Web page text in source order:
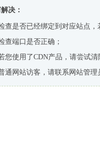
决：
查是否已经绑定到对应站点，
查端口是否正确；
您使用了CDN产品，请尝试清
通网站访客，请联系网站管理